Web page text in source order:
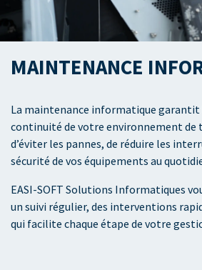
MAINTENANCE
La maintenance informatique
continuité de votre environnement de
d’éviter les pannes, de réduire les
sécurité de vos équipements au
EASI-SOFT Solutions Informatiques
un suivi régulier, des interventions
qui facilite chaque étape de votre